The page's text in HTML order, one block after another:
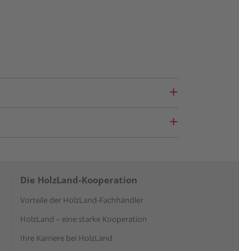
Die HolzLand-Kooperation
Vorteile der HolzLand-Fachhändler
HolzLand – eine starke Kooperation
Ihre Karriere bei HolzLand